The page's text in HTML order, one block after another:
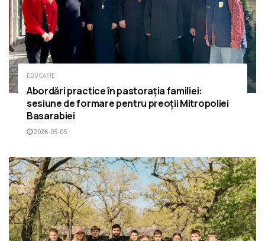
EDUCAȚIE
Abordări practice în pastorația familiei:
sesiune de formare pentru preoții Mitropoliei
Basarabiei
2026-05-05